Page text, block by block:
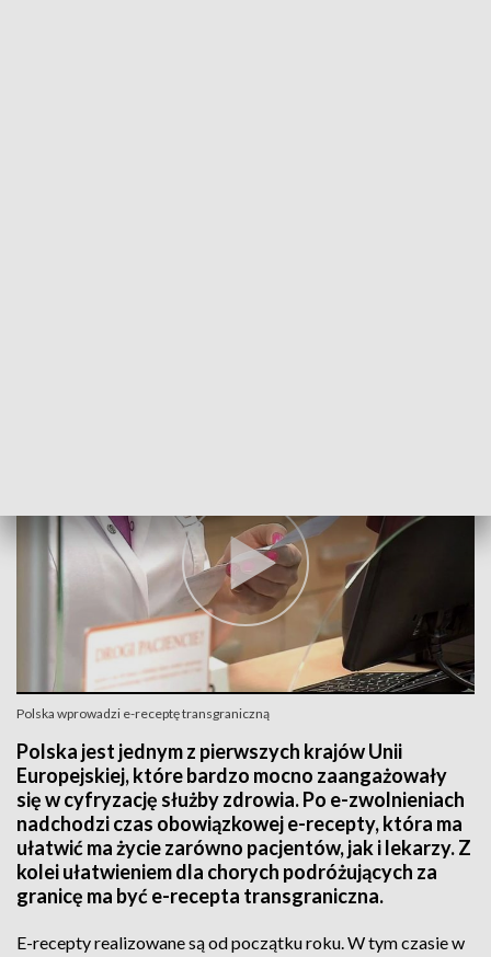
Polska wprowadzi e-receptę transgraniczną
Polska jest jednym z pierwszych krajów Unii
Europejskiej, które bardzo mocno zaangażowały
się w cyfryzację służby zdrowia. Po e-zwolnieniach
nadchodzi czas obowiązkowej e-recepty, która ma
ułatwić ma życie zarówno pacjentów, jak i lekarzy. Z
kolei ułatwieniem dla chorych podróżujących za
granicę ma być e-recepta transgraniczna.
E-recepty realizowane są od początku roku. W tym czasie w